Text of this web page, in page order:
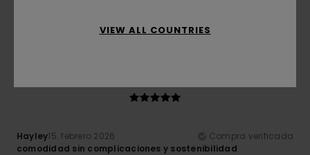
Recomiendo este producto
Hayley15. febrero 2026
Compra verificada
comodidad sin complicaciones y sostenibilidad
VIEW ALL COUNTRIES